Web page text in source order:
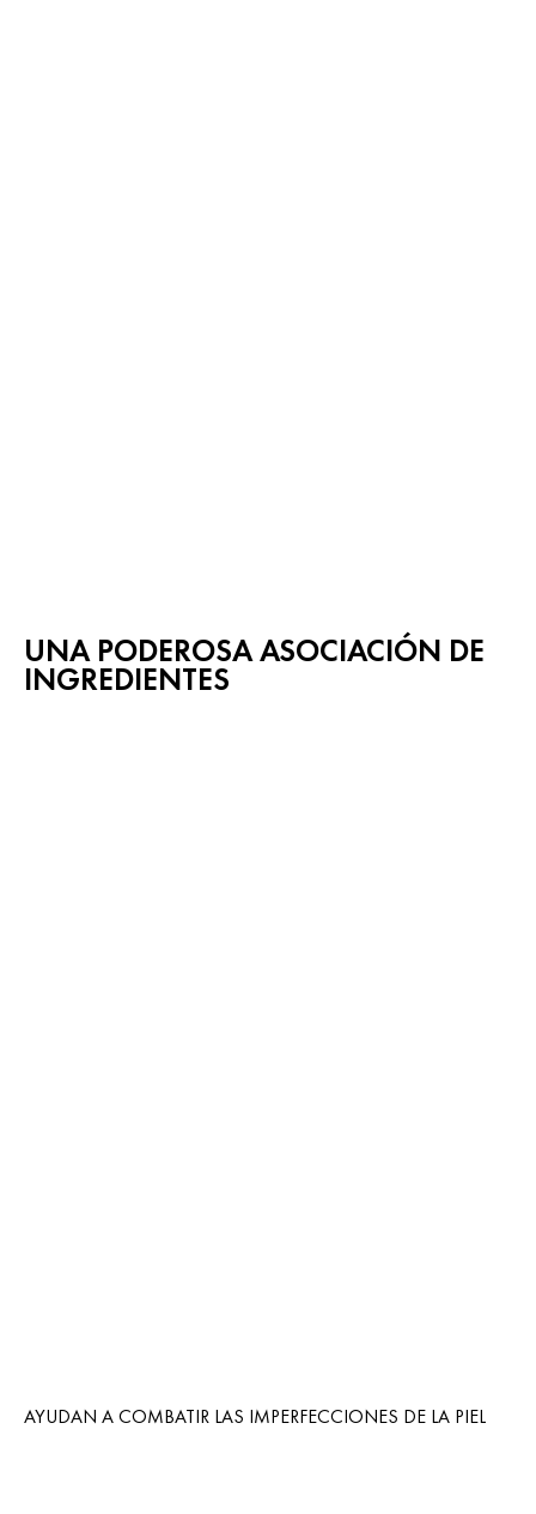
UNA PODEROSA ASOCIACIÓN DE
INGREDIENTES
AYUDAN A COMBATIR LAS IMPERFECCIONES DE LA PIEL